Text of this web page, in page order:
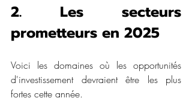
2. Les secteurs
prometteurs en 2025
Voici les domaines où les opportunités
d'investissement devraient être les plus
fortes cette année.